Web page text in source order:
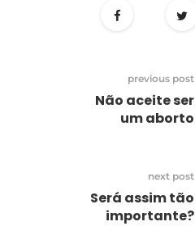
previous post
Não aceite ser
um aborto
next post
Será assim tão
importante?